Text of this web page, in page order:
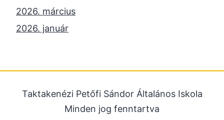
2026. március
2026. január
2025. július
2025. június
Taktakenézi Petőfi Sándor Általános Iskola
Minden jog fenntartva